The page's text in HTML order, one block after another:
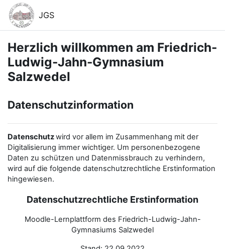
Zum Hauptinhalt
JGS
Herzlich willkommen am Friedrich-
Ludwig-Jahn-Gymnasium
Salzwedel
Datenschutzinformation
Datenschutzwird vor allem im Zusammenhang mit der
Digitalisierung immer wichtiger. Um personenbezogene
Daten zu schützen und Datenmissbrauch zu verhindern,
wird auf die folgende datenschutzrechtliche Erstinformation
hingewiesen.
Datenschutzrechtliche Erstinformation
Moodle-Lernplattform des Friedrich-Ludwig-Jahn-
Gymnasiums Salzwedel